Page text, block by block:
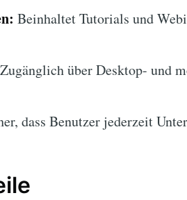
Beinhaltet Tutorials und
Zugänglich über Desktop- und
dass Benutzer jederzeit